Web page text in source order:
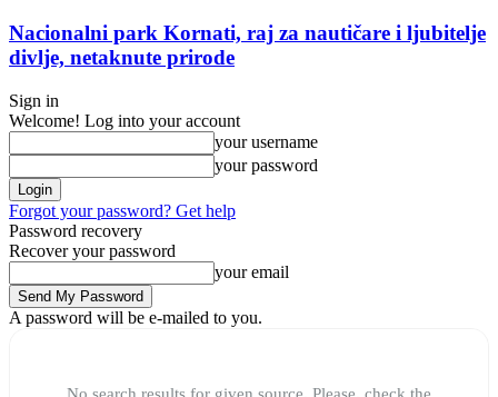
Nacionalni park Kornati, raj za nautičare i ljubitelje
divlje, netaknute prirode
Sign in
Welcome! Log into your account
your username
your password
Forgot your password? Get help
Password recovery
Recover your password
your email
A password will be e-mailed to you.
No search results for given source. Please, check the